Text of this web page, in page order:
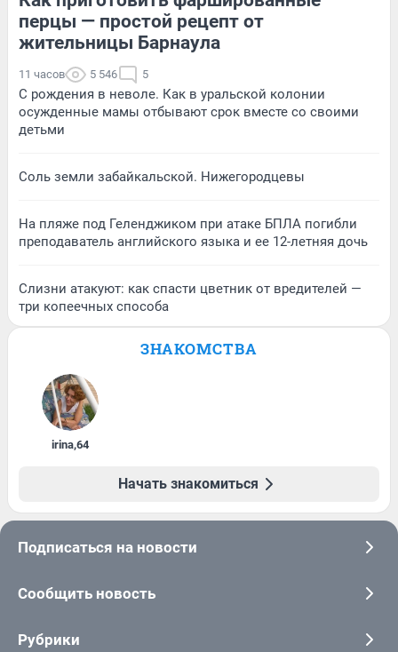
перцы — простой рецепт от
жительницы Барнаула
11 часов 5 546 5
С рождения в неволе. Как в уральской колонии
осужденные мамы отбывают срок вместе со своими
детьми
Соль земли забайкальской. Нижегородцевы
На пляже под Геленджиком при атаке БПЛА погибли
преподаватель английского языка и ее 12-летняя дочь
Слизни атакуют: как спасти цветник от вредителей —
три копеечных способа
ЗНАКОМСТВА
irina,64
Начать знакомиться
Подписаться на новости
Сообщить новость
Рубрики